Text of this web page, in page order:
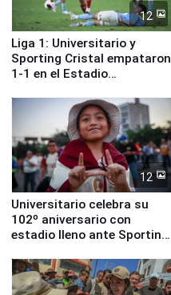
12
Liga 1: Universitario y
Sporting Cristal empataron
1-1 en el Estadio
12
Universitario celebra su
102º aniversario con
estadio lleno ante Sporting